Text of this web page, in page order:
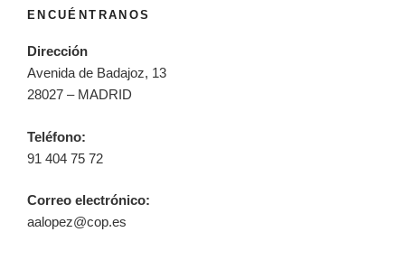
ENCUÉNTRANOS
Dirección
Avenida de Badajoz, 13
28027 – MADRID
Teléfono:
91 404 75 72
Correo electrónico:
aalopez@cop.es